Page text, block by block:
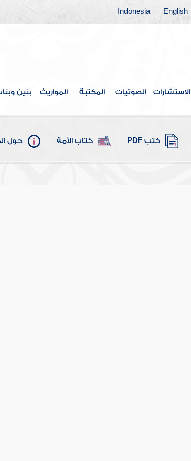
English
Indonesia
الاستشارات الصوتيات المكتبة المواريث بنين
كتب PDF كتاب الأمة حول